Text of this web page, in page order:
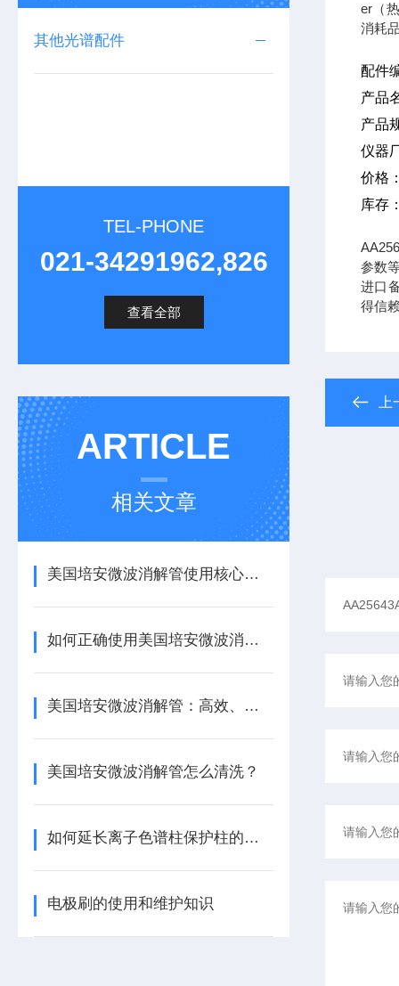
其他光谱配件
TEL-PHONE
021-34291962,826
查看全部
ARTICLE
相关文章
美国培安微波消解管使用核心注意事项
如何正确使用美国培安微波消解管进行样品消解？
美国培安微波消解管：高效、安全且环保的样品前处理解决方案
美国培安微波消解管怎么清洗？
如何延长离子色谱柱保护柱的使用寿命
电极刷的使用和维护知识
er（
消耗
配件
产品
产品
仪器
价格
库存
参数
进口
得信